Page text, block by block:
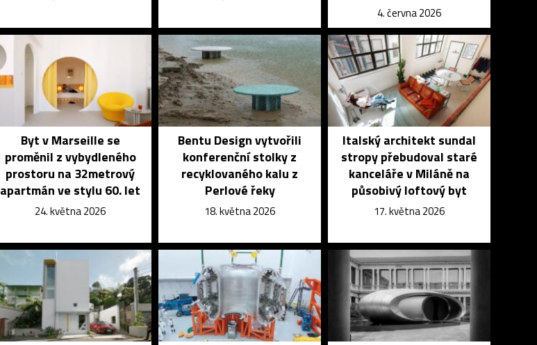
4. června 2026
Byt v Marseille se
proměnil z vybydleného
prostoru na 32metrový
apartmán ve stylu 60. let
24. května 2026
Bentu Design vytvořili
konferenční stolky z
recyklovaného kalu z
Perlové řeky
18. května 2026
Italský architekt sundal
stropy přebudoval staré
kanceláře v Miláně na
působivý loftový byt
17. května 2026